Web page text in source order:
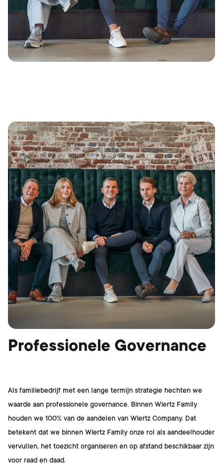
Professionele Governance
Als familiebedrijf met een lange termijn strategie hechten we
waarde aan professionele governance. Binnen Wiertz Family
houden we 100% van de aandelen van Wiertz Company. Dat
betekent dat we binnen Wiertz Family onze rol als aandeelhouder
vervullen, het toezicht organiseren en op afstand beschikbaar zijn
voor raad en daad.